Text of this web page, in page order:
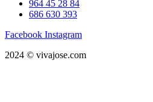
964 45 28 84
686 630 393
Facebook Instagram
2024 © vivajose.com